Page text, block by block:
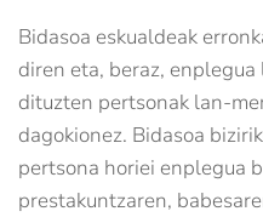
Bidasoa eskualdeak
diren eta, beraz,
dituzten pertsonak lan-
dagokionez. Bidasoa
pertsona horiei enplegua
prestakuntzaren,